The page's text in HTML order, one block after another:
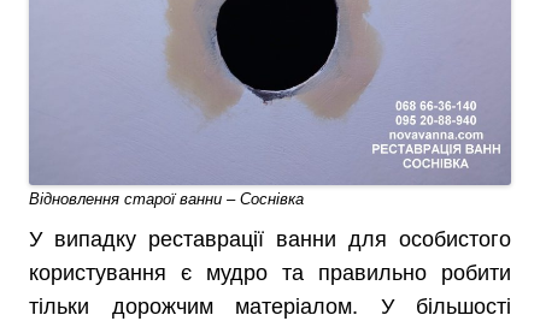
Відновлення старої ванни – Соснівка
У випадку реставрації ванни для особистого
користування є мудро та правильно робити
тільки дорожчим матеріалом. У більшості